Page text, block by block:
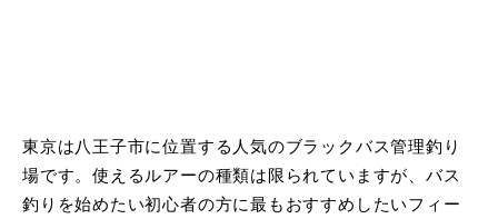
東京は八王子市に位置する人気のブラックバス管理釣り
場です。使えるルアーの種類は限られていますが、バス
釣りを始めたい初心者の方に最もおすすめしたいフィー